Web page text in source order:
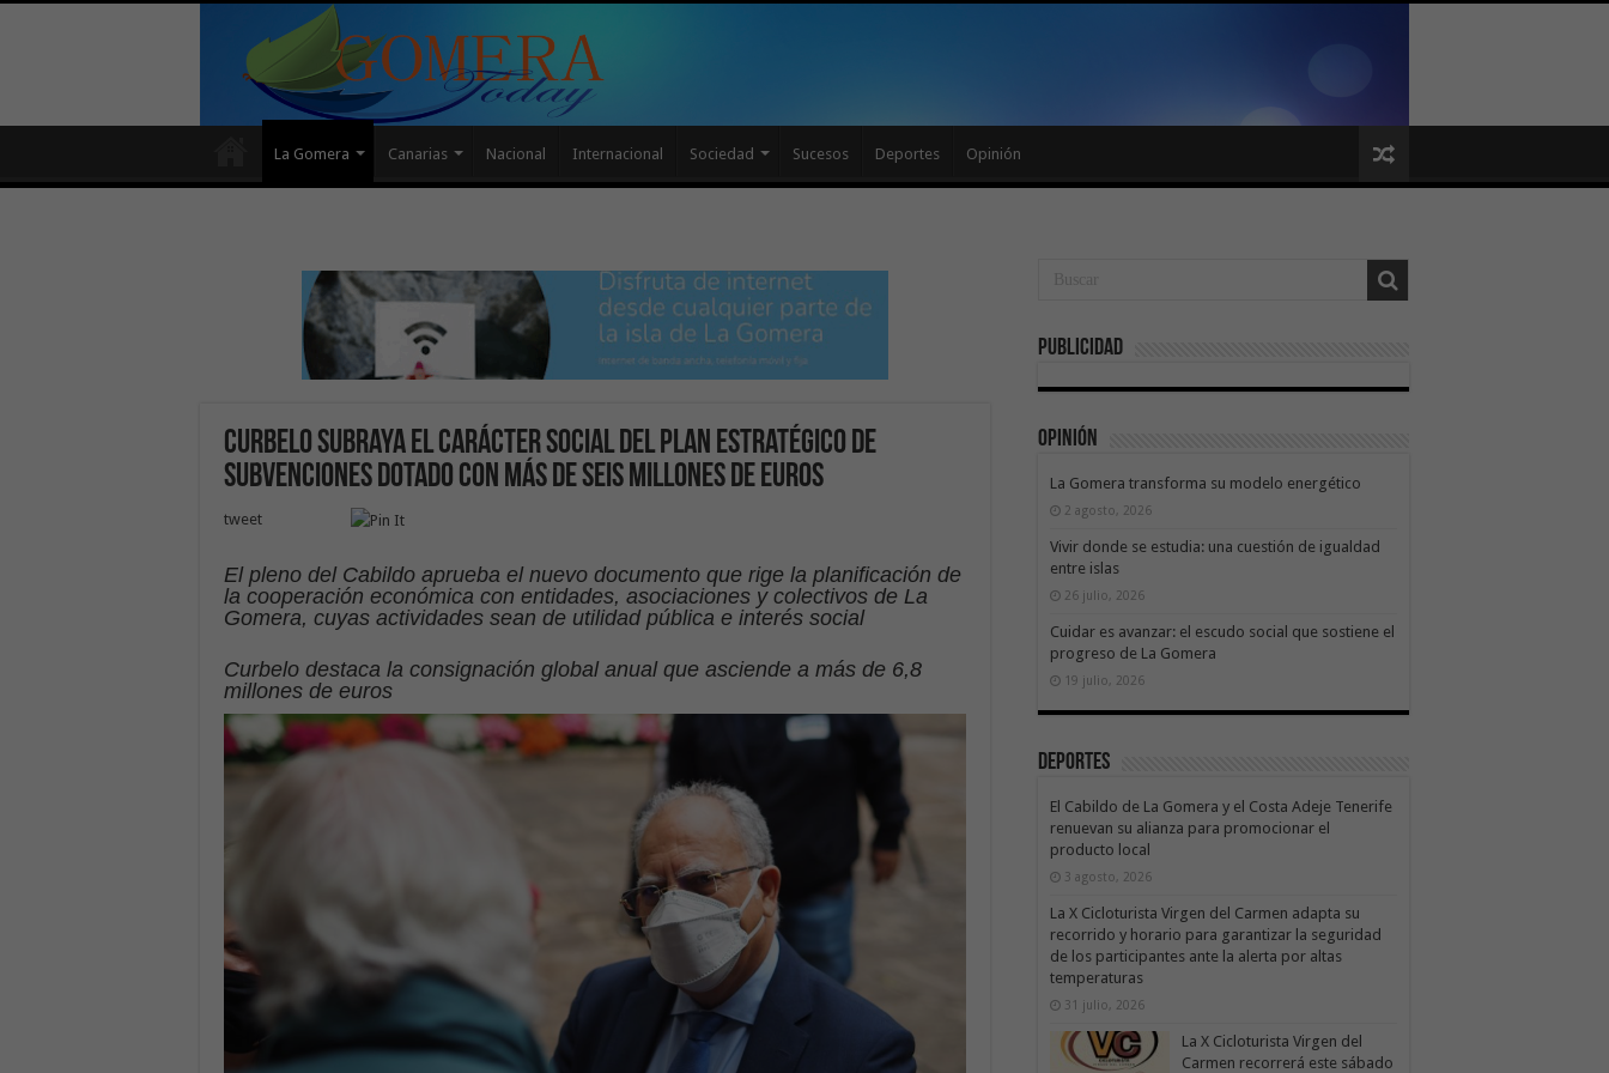
La Gomera Canarias Nacional Internacional Sociedad Sucesos Deportes Opinión
Curbelo subraya el carácter social del plan estratégico de
subvenciones dotado con más de seis millones de euros
tweet
El pleno del Cabildo aprueba el nuevo documento que rige la planificación de
la cooperación económica con entidades, asociaciones y colectivos de La
Gomera, cuyas actividades sean de utilidad pública e interés social
Curbelo destaca la consignación global anual que asciende a más de 6,8
millones de euros
Publicidad
Opinión
La Gomera transforma su modelo energético
2 agosto, 2026
Vivir donde se estudia: una cuestión de igualdad
entre islas
26 julio, 2026
Cuidar es avanzar: el escudo social que sostiene el
progreso de La Gomera
19 julio, 2026
Deportes
El Cabildo de La Gomera y el Costa Adeje Tenerife
renuevan su alianza para promocionar el
producto local
3 agosto, 2026
La X Cicloturista Virgen del Carmen adapta su
recorrido y horario para garantizar la seguridad
de los participantes ante la alerta por altas
temperaturas
31 julio, 2026
La X Cicloturista Virgen del
Carmen recorrerá este sábado